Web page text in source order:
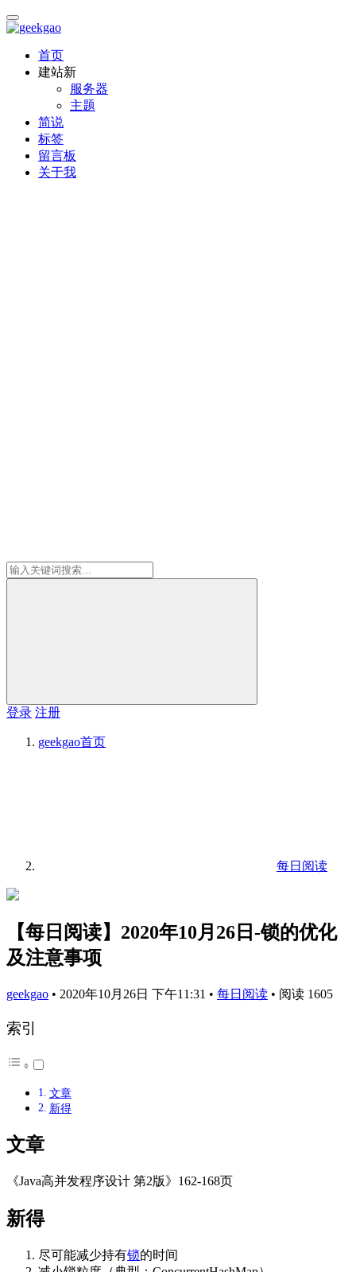
首页
建站新
服务器
主题
简说
标签
留言板
关于我
登录 注册
geekgao首页
每日阅读
【每日阅读】2020年10月26日-锁的优化
及注意事项
geekgao • 2020年10月26日 下午11:31 • 每日阅读 • 阅读 1605
索引
文章
新得
文章
《Java高并发程序设计 第2版》162-168页
新得
尽可能减少持有锁的时间